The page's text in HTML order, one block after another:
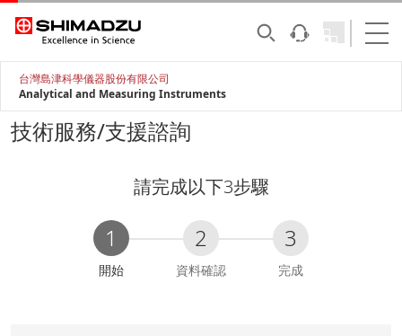
台灣島津科學儀器股份有限公司
Analytical and Measuring Instruments
技術服務/支援諮詢
請完成以下3步驟
1
C
開始
2
資料確認
3
完成